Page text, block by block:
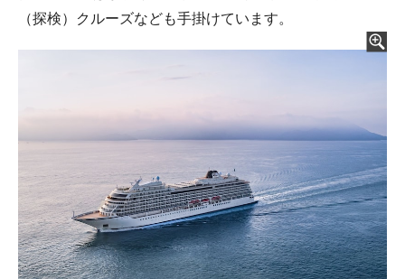
（探検）クルーズなども手掛けています。